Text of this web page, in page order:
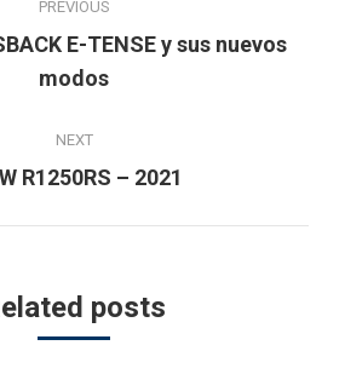
PREVIOUS
Previous
post:
E-TENSE y sus nuevos
modos
NEXT
Next
R1250RS – 2021
posts